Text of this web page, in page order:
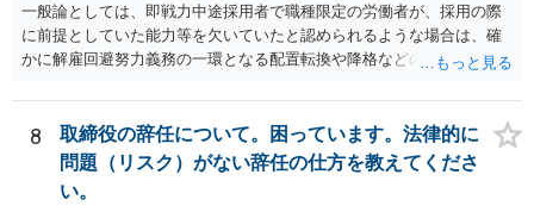
一般論としては、即戦力中途採用者で職種限定の労働者が、採用の際
に前提としていた能力等を欠いていたと認められるような場合は、確
かに解雇回避努力義務の一環となる配置転換や降格などの措置は必ず
解雇の有効性が認められやすい傾向にあります。 しかし、このような
場合でも、「会社が当該労働者に対してどの程度改善の機会を与えた
か」との点はやはり重要な要素となり（業務改善計画など、御指摘の
手段はその一例となるでしょう）、裁判上もこの点について争点化す
る可能性が高いと思います。 具体的事案での見通しや戦略については
8
取締役の辞任について。困っています。法律的に
問題（リスク）がない辞任の仕方を教えてくださ
い。